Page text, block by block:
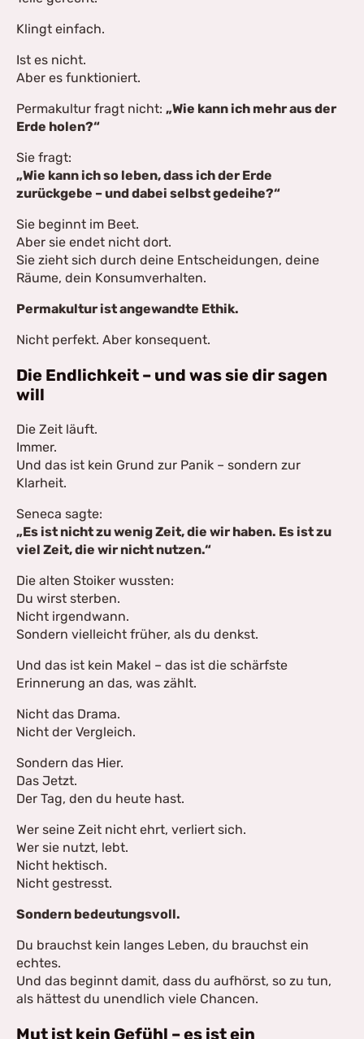
Klingt einfach.
Ist es nicht.
Aber es funktioniert.
Permakultur fragt nicht: „Wie kann ich mehr aus der
Erde holen?“
Sie fragt:
„Wie kann ich so leben, dass ich der Erde
zurückgebe – und dabei selbst gedeihe?“
Sie beginnt im Beet.
Aber sie endet nicht dort.
Sie zieht sich durch deine Entscheidungen, deine
Räume, dein Konsumverhalten.
Permakultur ist angewandte Ethik.
Nicht perfekt. Aber konsequent.
Die Endlichkeit – und was sie dir sagen
will
Die Zeit läuft.
Immer.
Und das ist kein Grund zur Panik – sondern zur
Klarheit.
Seneca sagte:
„Es ist nicht zu wenig Zeit, die wir haben. Es ist zu
viel Zeit, die wir nicht nutzen.“
Die alten Stoiker wussten:
Du wirst sterben.
Nicht irgendwann.
Sondern vielleicht früher, als du denkst.
Und das ist kein Makel – das ist die schärfste
Erinnerung an das, was zählt.
Nicht das Drama.
Nicht der Vergleich.
Sondern das Hier.
Das Jetzt.
Der Tag, den du heute hast.
Wer seine Zeit nicht ehrt, verliert sich.
Wer sie nutzt, lebt.
Nicht hektisch.
Nicht gestresst.
Sondern bedeutungsvoll.
Du brauchst kein langes Leben, du brauchst ein
echtes.
Und das beginnt damit, dass du aufhörst, so zu tun,
als hättest du unendlich viele Chancen.
Mut ist kein Gefühl – es ist ein